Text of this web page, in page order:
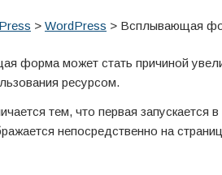
> WordPress > Всплывающая
форма может стать причиной
ресурсом.
тем, что первая запускается
непосредственно на